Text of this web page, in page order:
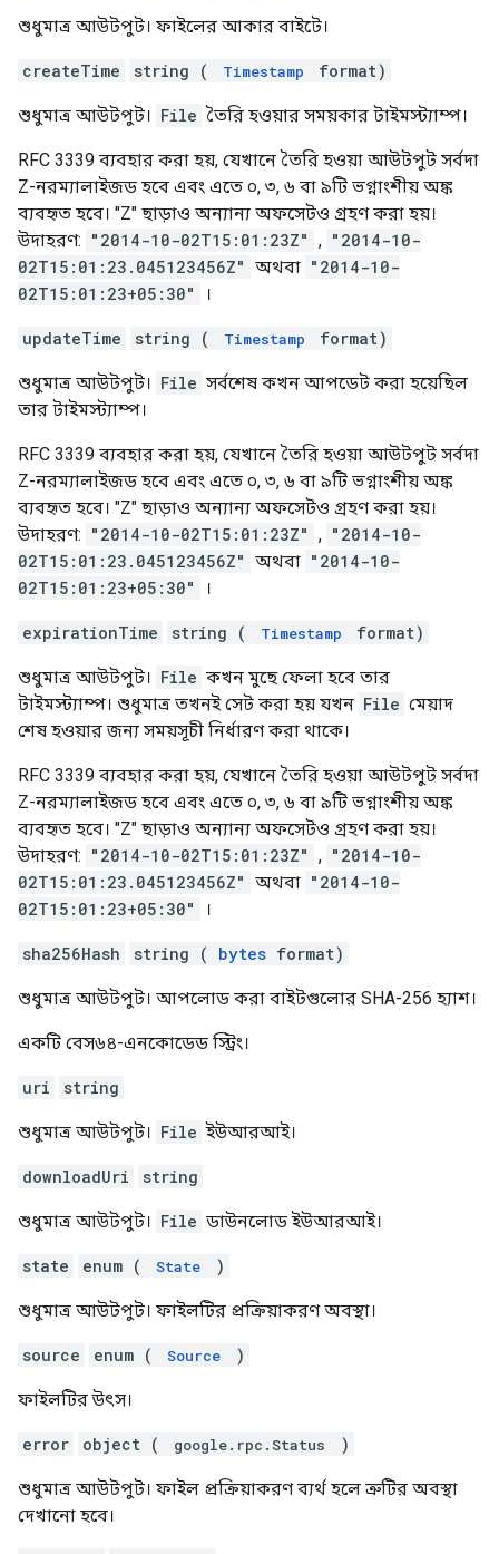
শুধুমাত্র আউটপুট। ফাইলের আকার বাইটে।
createTime string ( Timestamp format)
শুধুমাত্র আউটপুট। File তৈরি হওয়ার সময়কার টাইমস্ট্যাম্প।
RFC 3339 ব্যবহার করা হয়, যেখানে তৈরি হওয়া আউটপুট সর্বদা
Z-নরম্যালাইজড হবে এবং এতে ০, ৩, ৬ বা ৯টি ভগ্নাংশীয় অঙ্ক
ব্যবহৃত হবে। "Z" ছাড়াও অন্যান্য অফসেটও গ্রহণ করা হয়।
উদাহরণ: "2014-10-02T15:01:23Z" , "2014-10-
02T15:01:23.045123456Z" অথবা "2014-10-
02T15:01:23+05:30"
।
updateTime string ( Timestamp format)
শুধুমাত্র আউটপুট। File সর্বশেষ কখন আপডেট করা হয়েছিল
তার টাইমস্ট্যাম্প।
RFC 3339 ব্যবহার করা হয়, যেখানে তৈরি হওয়া আউটপুট সর্বদা
Z-নরম্যালাইজড হবে এবং এতে ০, ৩, ৬ বা ৯টি ভগ্নাংশীয় অঙ্ক
ব্যবহৃত হবে। "Z" ছাড়াও অন্যান্য অফসেটও গ্রহণ করা হয়।
উদাহরণ: "2014-10-02T15:01:23Z" , "2014-10-
02T15:01:23.045123456Z" অথবা "2014-10-
02T15:01:23+05:30"
।
expirationTime string ( Timestamp format)
শুধুমাত্র আউটপুট। File কখন মুছে ফেলা হবে তার
টাইমস্ট্যাম্প। শুধুমাত্র তখনই সেট করা হয় যখন File মেয়াদ
শেষ হওয়ার জন্য সময়সূচী নির্ধারণ করা থাকে।
RFC 3339 ব্যবহার করা হয়, যেখানে তৈরি হওয়া আউটপুট সর্বদা
Z-নরম্যালাইজড হবে এবং এতে ০, ৩, ৬ বা ৯টি ভগ্নাংশীয় অঙ্ক
ব্যবহৃত হবে। "Z" ছাড়াও অন্যান্য অফসেটও গ্রহণ করা হয়।
উদাহরণ: "2014-10-02T15:01:23Z" , "2014-10-
02T15:01:23.045123456Z" অথবা "2014-10-
02T15:01:23+05:30"
।
sha256Hash string ( bytes format)
শুধুমাত্র আউটপুট। আপলোড করা বাইটগুলোর SHA-256 হ্যাশ।
একটি বেস৬৪-এনকোডেড স্ট্রিং।
uri string
শুধুমাত্র আউটপুট। File ইউআরআই।
downloadUri string
শুধুমাত্র আউটপুট। File ডাউনলোড ইউআরআই।
state enum ( State )
শুধুমাত্র আউটপুট। ফাইলটির প্রক্রিয়াকরণ অবস্থা।
source enum ( Source )
ফাইলটির উৎস।
error object ( google.rpc.Status )
শুধুমাত্র আউটপুট। ফাইল প্রক্রিয়াকরণ ব্যর্থ হলে ত্রুটির অবস্থা
দেখানো হবে।